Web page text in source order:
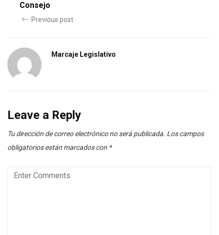
Consejo
Previous post
Marcaje Legislativo
Leave a Reply
Tu dirección de correo electrónico no será publicada. Los campos
obligatorios están marcados con *